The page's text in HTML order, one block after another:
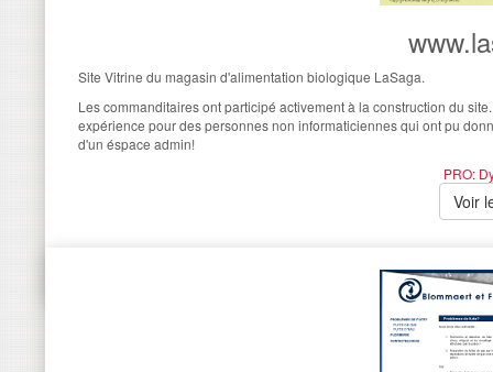
Site Vitrine du magasin d'alimentation biologique LaSaga.
Les commanditaires ont participé activement à la construction du
expérience pour des personnes non informaticiennes qui ont pu
d'un éspace admin!
PRO:
Voir